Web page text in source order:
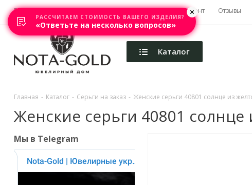
Главная Акции Каталоги Изготовление Ремонт Отзывы
Каталог
Главная - Каталог - Серьги на заказ - Женские серьги 40801 солнце из
Женские серьги 40801 солнце
Мы в Telegram
РАССЧИТАЕМ СТОИМОСТЬ ВАШЕГО ИЗДЕЛИЯ?
«Ответьте на несколько вопросов»